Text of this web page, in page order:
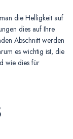
die Helligkeit auf
dies auf Ihre
Abschnitt werden
es wichtig ist, die
wie dies für